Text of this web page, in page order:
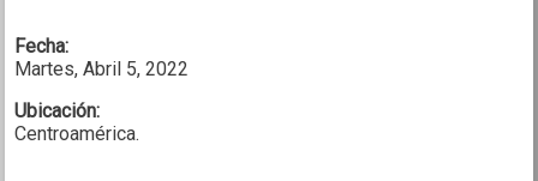
Fecha:
Martes, Abril 5, 2022
Ubicación:
Centroamérica.